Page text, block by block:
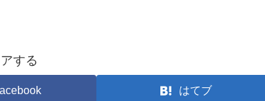
する
はてブ